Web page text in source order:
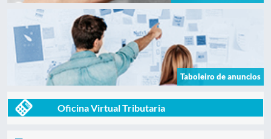
Taboleiro de anuncios
Oficina Virtual Tributaria